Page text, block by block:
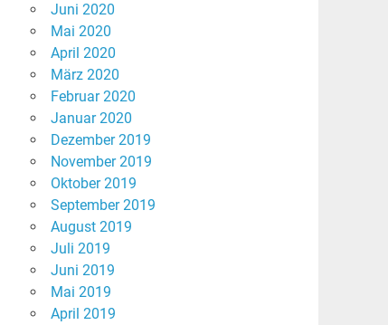
Juni 2020
Mai 2020
April 2020
März 2020
Februar 2020
Januar 2020
Dezember 2019
November 2019
Oktober 2019
September 2019
August 2019
Juli 2019
Juni 2019
Mai 2019
April 2019